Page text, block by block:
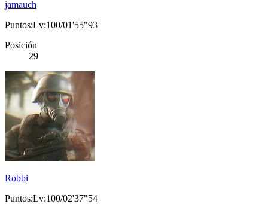
jamauch
Puntos:Lv:100/01'55"93
Posición
29
Robbi
Puntos:Lv:100/02'37"54